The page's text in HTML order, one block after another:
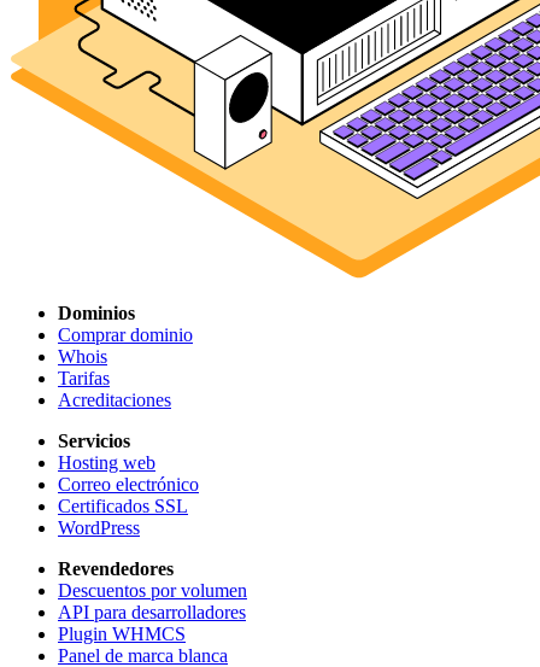
Dominios
Comprar dominio
Whois
Tarifas
Acreditaciones
Servicios
Hosting web
Correo electrónico
Certificados SSL
WordPress
Revendedores
Descuentos por volumen
API para desarrolladores
Plugin WHMCS
Panel de marca blanca